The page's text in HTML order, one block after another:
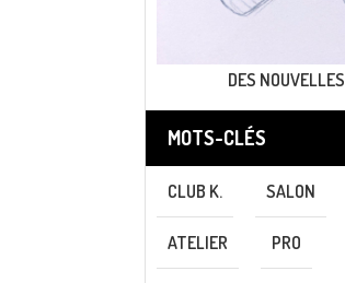
DES NOUVELLES
MOTS-CLÉS
CLUB K. SALON
ATELIER PRO